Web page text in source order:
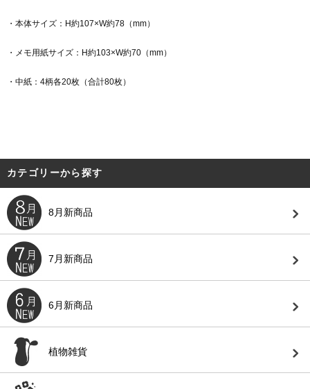
・本体サイズ：H約107×W約78（mm）
・メモ用紙サイズ：H約103×W約70（mm）
・中紙：4柄各20枚（合計80枚）
カテゴリーから探す
8月新商品
7月新商品
6月新商品
植物雑貨